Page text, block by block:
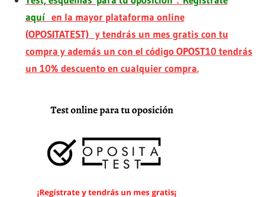
aquí en la mayor plataforma online
(OPOSITATEST) y tendrás un mes gratis con tu
compra y además un con el código OPOST10 tendrás
un 10% descuento en cualquier compra.